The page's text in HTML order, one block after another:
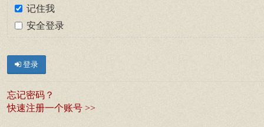
记住我
安全登录
登录
忘记密码？
快速注册一个账号 >>